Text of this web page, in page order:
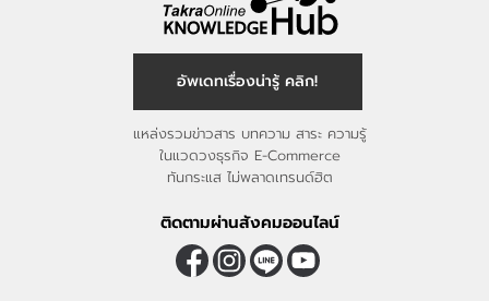
อัพเดทเรื่องน่ารู้ คลิก!
แหล่งรวมข่าวสาร บทความ สาระ ความรู้
ในแวดวงธุรกิจ E-Commerce
ทันกระแส ไม่พลาดเทรนด์ฮิต
ติดตามผ่านสังคมออนไลน์